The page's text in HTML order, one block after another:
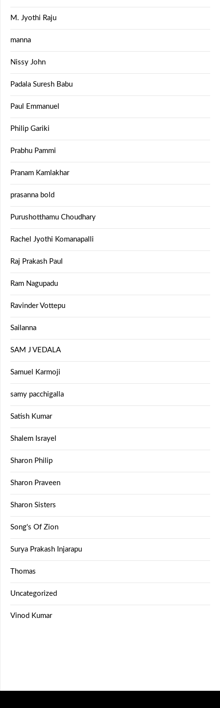
M. Jyothi Raju
manna
Nissy John
Padala Suresh Babu
Paul Emmanuel
Philip Gariki
Prabhu Pammi
Pranam Kamlakhar
prasanna bold
Purushotthamu Choudhary
Rachel Jyothi Komanapalli
Raj Prakash Paul
Ram Nagupadu
Ravinder Vottepu
Sailanna
SAM J VEDALA
Samuel Karmoji
samy pacchigalla
Satish Kumar
Shalem Israyel
Sharon Philip
Sharon Praveen
Sharon Sisters
Song's Of Zion
Surya Prakash Injarapu
Thomas
Uncategorized
Vinod Kumar